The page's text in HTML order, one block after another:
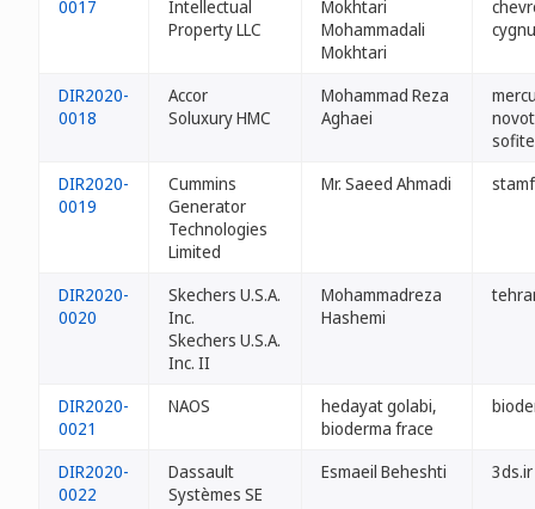
0017
Intellectual
Property LLC
Mokhtari
Mohammadali
Mokhtari
DIR2020-
0018
Accor
Soluxury HMC
Mohammad Reza
Aghaei
DIR2020-
0019
Cummins
Generator
Technologies
Limited
Mr. Saeed Ahmadi
DIR2020-
0020
Skechers U.S.A.
Inc.
Skechers U.S.A.
Inc. II
Mohammadreza
Hashemi
DIR2020-
0021
NAOS
hedayat golabi,
bioderma frace
DIR2020-
0022
Dassault
Systèmes SE
Esmaeil Beheshti 3ds.ir